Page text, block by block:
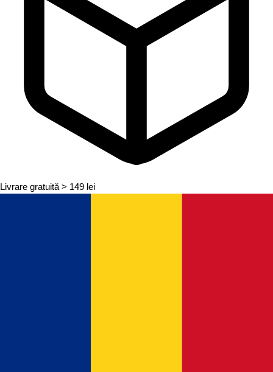
Livrare gratuită > 149 lei